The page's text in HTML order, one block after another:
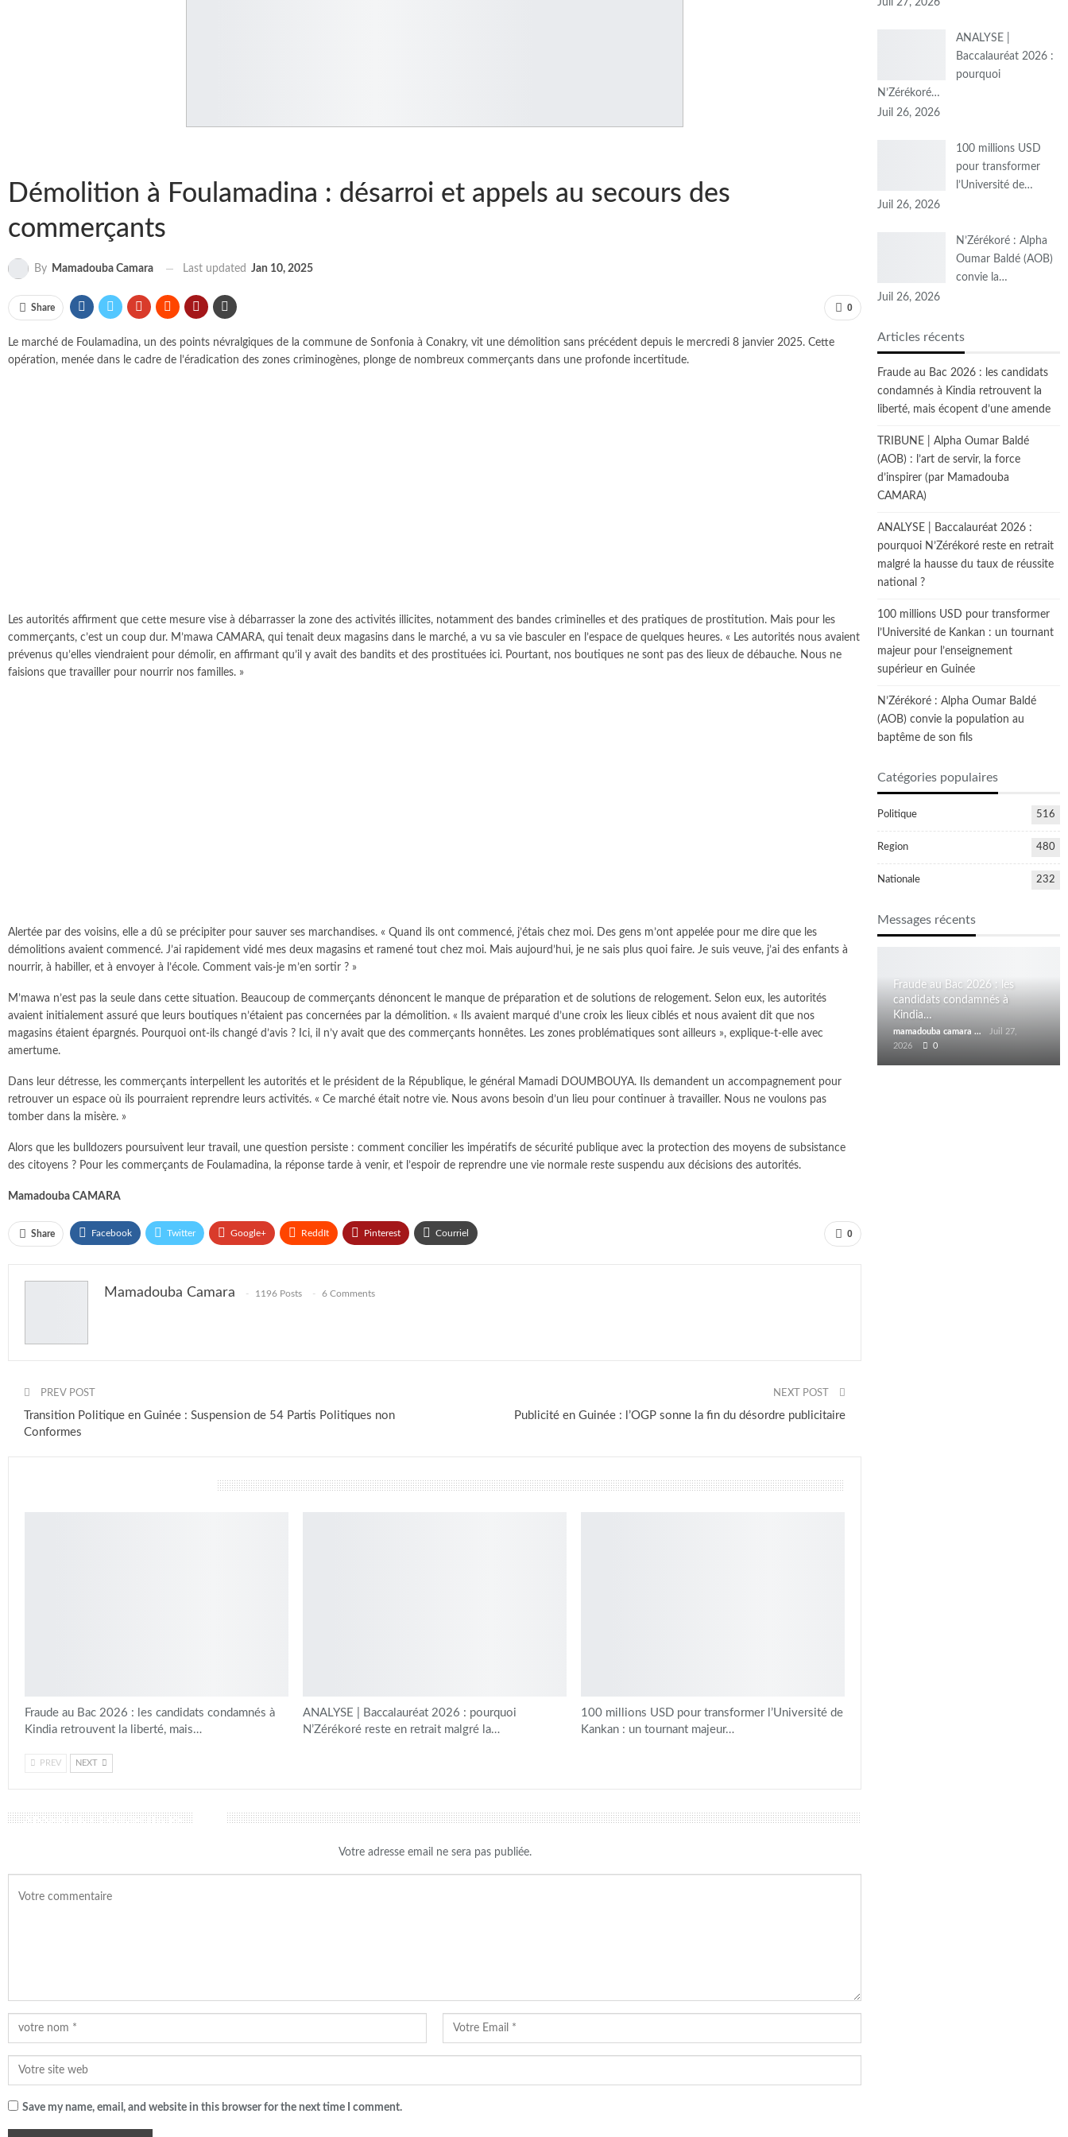
Démolition à Foulamadina : désarroi et appels au secours des
commerçants
By Mamadouba Camara Last updated Jan 10, 2025
0
Share
Le marché de Foulamadina, un des points névralgiques de la commune de Sonfonia à Conakry, vit une démolition sans précédent depuis le mercredi 8 janvier 2025. Cette
opération, menée dans le cadre de l’éradication des zones criminogènes, plonge de nombreux commerçants dans une profonde incertitude.
Les autorités affirment que cette mesure vise à débarrasser la zone des activités illicites, notamment des bandes criminelles et des pratiques de prostitution. Mais pour les
commerçants, c’est un coup dur. M’mawa CAMARA, qui tenait deux magasins dans le marché, a vu sa vie basculer en l’espace de quelques heures. « Les autorités nous avaient
prévenus qu’elles viendraient pour démolir, en affirmant qu’il y avait des bandits et des prostituées ici. Pourtant, nos boutiques ne sont pas des lieux de débauche. Nous ne
faisions que travailler pour nourrir nos familles. »
Alertée par des voisins, elle a dû se précipiter pour sauver ses marchandises. « Quand ils ont commencé, j’étais chez moi. Des gens m’ont appelée pour me dire que les
démolitions avaient commencé. J’ai rapidement vidé mes deux magasins et ramené tout chez moi. Mais aujourd’hui, je ne sais plus quoi faire. Je suis veuve, j’ai des enfants à
nourrir, à habiller, et à envoyer à l’école. Comment vais-je m’en sortir ? »
M’mawa n’est pas la seule dans cette situation. Beaucoup de commerçants dénoncent le manque de préparation et de solutions de relogement. Selon eux, les autorités
avaient initialement assuré que leurs boutiques n’étaient pas concernées par la démolition. « Ils avaient marqué d’une croix les lieux ciblés et nous avaient dit que nos
magasins étaient épargnés. Pourquoi ont-ils changé d’avis ? Ici, il n’y avait que des commerçants honnêtes. Les zones problématiques sont ailleurs », explique-t-elle avec
amertume.
Dans leur détresse, les commerçants interpellent les autorités et le président de la République, le général Mamadi DOUMBOUYA. Ils demandent un accompagnement pour
retrouver un espace où ils pourraient reprendre leurs activités. « Ce marché était notre vie. Nous avons besoin d’un lieu pour continuer à travailler. Nous ne voulons pas
tomber dans la misère. »
Alors que les bulldozers poursuivent leur travail, une question persiste : comment concilier les impératifs de sécurité publique avec la protection des moyens de subsistance
des citoyens ? Pour les commerçants de Foulamadina, la réponse tarde à venir, et l’espoir de reprendre une vie normale reste suspendu aux décisions des autorités.
Mamadouba CAMARA
0
Share Facebook Twitter Google+ ReddIt Pinterest Courriel
Mamadouba Camara 1196 Posts 6 Comments
PREV POST
Transition Politique en Guinée : Suspension de 54 Partis Politiques non
Conformes
NEXT POST
Publicité en Guinée : l’OGP sonne la fin du désordre publicitaire
Fraude au Bac 2026 : les candidats condamnés à
Kindia retrouvent la liberté, mais…
ANALYSE | Baccalauréat 2026 : pourquoi
N’Zérékoré reste en retrait malgré la…
100 millions USD pour transformer l’Université de
Kankan : un tournant majeur…
PREV NEXT
LAISSER UN COMMENTAIRE
Votre adresse email ne sera pas publiée.
Save my name, email, and website in this browser for the next time I comment.
Juil 27, 2026
ANALYSE |
Baccalauréat 2026 :
pourquoi
N’Zérékoré…
Juil 26, 2026
100 millions USD
pour transformer
l’Université de…
Juil 26, 2026
N’Zérékoré : Alpha
Oumar Baldé (AOB)
convie la…
Juil 26, 2026
Articles récents
Fraude au Bac 2026 : les candidats
condamnés à Kindia retrouvent la
liberté, mais écopent d’une amende
TRIBUNE | Alpha Oumar Baldé
(AOB) : l’art de servir, la force
d’inspirer (par Mamadouba
CAMARA)
ANALYSE | Baccalauréat 2026 :
pourquoi N’Zérékoré reste en retrait
malgré la hausse du taux de réussite
national ?
100 millions USD pour transformer
l’Université de Kankan : un tournant
majeur pour l’enseignement
supérieur en Guinée
N’Zérékoré : Alpha Oumar Baldé
(AOB) convie la population au
baptême de son fils
Catégories populaires
Politique 516
Region 480
Nationale 232
Messages récents
Fraude au Bac 2026 : les
candidats condamnés à
Kindia…
mamadouba camara
Juil 27,
2026
0